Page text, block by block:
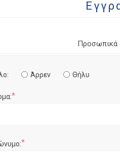
Προσωπικά
Άρρεν Θήλυ
*
*